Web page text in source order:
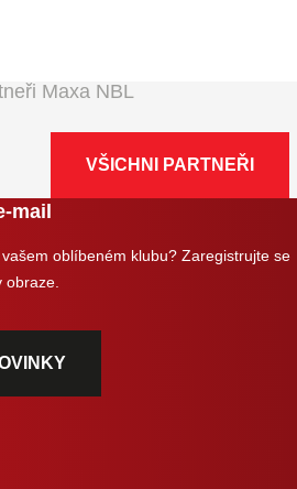
Maxa NBL
VŠICHNI PARTNEŘI
mail
oblíbeném klubu? Zaregistrujte se